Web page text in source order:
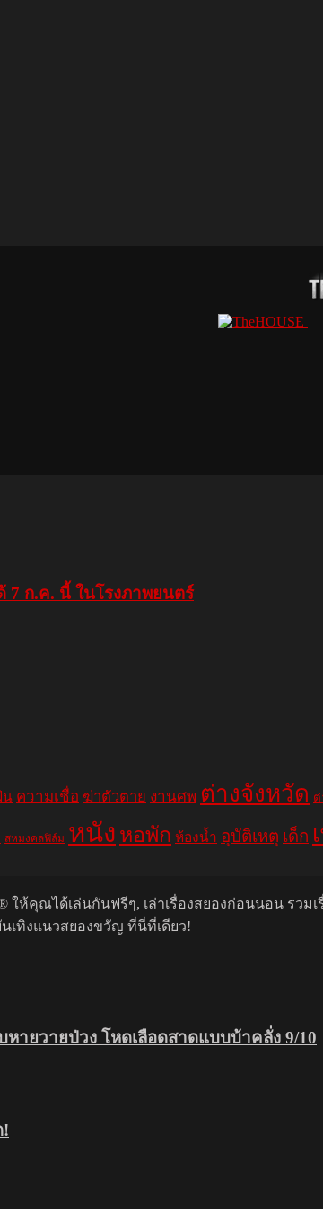
7 ก.ค. นี้ ในโรงภาพยนตร์
น ความเชื่อ ฆ่าตัวตาย งานศพ ต่างจังหวัด ต่
สหมงคลฟิล์ม หนัง หอพัก ห้องน้ำ อุบัติเหตุ เด็ก
ให้คุณได้เล่นกันฟรีๆ, เล่าเรื่องสยองก่อนนอน
เทิงแนวสยองขวัญ ที่นี่ที่เดียว!
ายวายป่วง โหดเลือดสาดแบบบ้าคลั่ง 9/10
!